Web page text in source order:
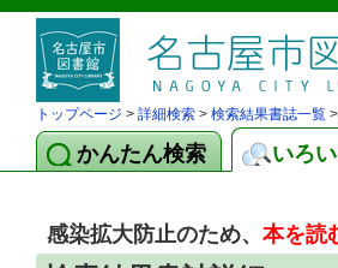
トップページ > 詳細検索 > 検索結果書誌一覧
かんたん検索 いろ
感染拡大防止のため、本を読